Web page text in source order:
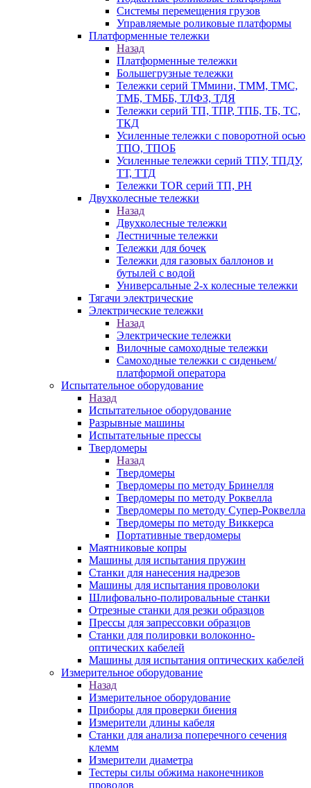
Системы перемещения грузов
Управляемые роликовые платформы
Платформенные тележки
Назад
Платформенные тележки
Большегрузные тележки
Тележки серий ТМмини, ТММ, ТМС,
ТМБ, ТМББ, ТЛФЗ, ТДЯ
Тележки серий ТП, ТПР, ТПБ, ТБ, ТС,
ТКД
Усиленные тележки с поворотной осью
ТПО, ТПОБ
Усиленные тележки серий ТПУ, ТПДУ,
ТТ, ТТД
Тележки TOR серий ТП, PH
Двухколесные тележки
Назад
Двухколесные тележки
Лестничные тележки
Тележки для бочек
Тележки для газовых баллонов и
бутылей с водой
Универсальные 2-х колесные тележки
Тягачи электрические
Электрические тележки
Назад
Электрические тележки
Вилочные самоходные тележки
Самоходные тележки с сиденьем/
платформой оператора
Испытательное оборудование
Назад
Испытательное оборудование
Разрывные машины
Испытательные прессы
Твердомеры
Назад
Твердомеры
Твердомеры по методу Бринелля
Твердомеры по методу Роквелла
Твердомеры по методу Супер-Роквелла
Твердомеры по методу Виккерса
Портативные твердомеры
Маятниковые копры
Машины для испытания пружин
Станки для нанесения надрезов
Машины для испытания проволоки
Шлифовально-полировальные станки
Отрезные станки для резки образцов
Прессы для запрессовки образцов
Станки для полировки волоконно-
оптических кабелей
Машины для испытания оптических кабелей
Измерительное оборудование
Назад
Измерительное оборудование
Приборы для проверки биения
Измерители длины кабеля
Станки для анализа поперечного сечения
клемм
Измерители диаметра
Тестеры силы обжима наконечников
проводов